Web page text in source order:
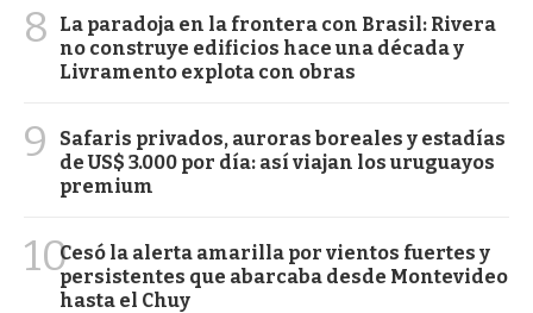
8
La paradoja en la frontera con Brasil: Rivera
no construye edificios hace una década y
Livramento explota con obras
9
Safaris privados, auroras boreales y estadías
de US$ 3.000 por día: así viajan los uruguayos
premium
10Cesó la alerta amarilla por vientos fuertes y
persistentes que abarcaba desde Montevideo
hasta el Chuy